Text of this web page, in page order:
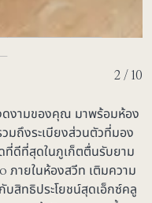
2 / 10
ดงามของคุณ มาพร้อมห้อง
มถึงระเบียงส่วนตัวที่มอง
ที่ดีที่สุดในภูเก็ตตื่นรับยาม
ภายในห้องสวีท เติมความ
สิทธิประโยชน์สุดเอ็กซ์คลู